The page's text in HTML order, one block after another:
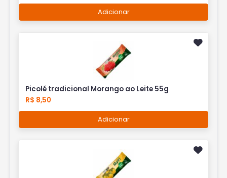
Adicionar
Picolé tradicional Morango ao Leite 55g
R$ 8,50
Adicionar